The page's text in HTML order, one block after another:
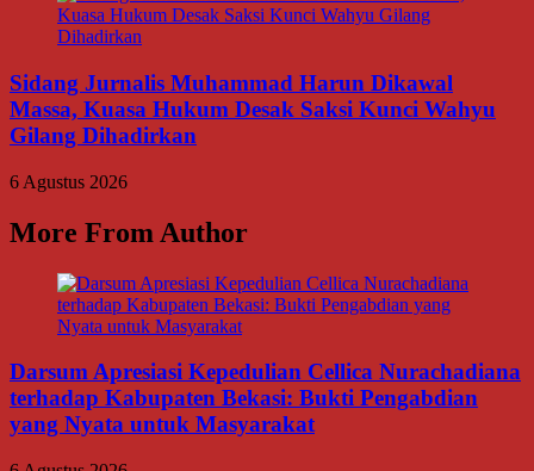
Sidang Jurnalis Muhammad Harun Dikawal
Massa, Kuasa Hukum Desak Saksi Kunci Wahyu
Gilang Dihadirkan
6 Agustus 2026
More From Author
Darsum Apresiasi Kepedulian Cellica Nurachadiana
terhadap Kabupaten Bekasi: Bukti Pengabdian
yang Nyata untuk Masyarakat